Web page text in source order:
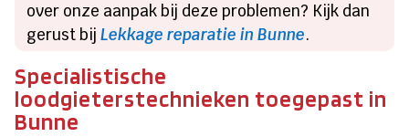
over onze aanpak bij deze problemen? Kijk dan
gerust bijLekkage reparatie in Bunne.
Specialistische
loodgieterstechnieken toegepast in
Bunne